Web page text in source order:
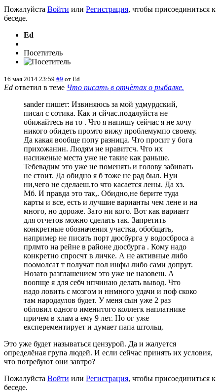
Пожалуйста Войти или Регистрация, чтобы присоединиться к
беседе.
Ed
Посетитель
16 мая 2014 23:59 #9 от Ed
Ed ответил в теме Что писать в отчётах о рыбалке.
sander пишет: Извиняюсь за мой удмурдский,
писал с сотика. Как и сйчас.подалуйста не
обижайтесь на то . Что я напишу сейчас я не хочу
никого обидеть промто вижу проблемумпо своему.
Да какая вообще попу разница. Что просит у бога
прихожанин. Людям не нравитсч. Что их
насиженые места уже не такие как раньше.
Тебевадим это уже не поменять и голову забивать
не стоит. Да обидно я б тоже не рад был. Нуи
ни,чего не сделаеш.то что касается лены. Да хз.
Мб. И правда это так,. Обидно,не берите туда
карты и все, есть и лучшие варианты чем лене и на
много, но дороже. Зато ни кого. Вот как вариант
для отчетов можно сделать так. Запретить
конкретные обозначения участка, обобщать,
например не писать порт дюсбурга у водосброса a
прлмто на рейне в районе дюсбурга . Кому надо
конкретно спросчт в личке. А не активные либо
поомолсат т получат пол инфы либо сами допрут.
Нозато разглашением это уже не назовеш. А
воопще я для себч нпчинаю делать вывод. Что
надо ловить с мозгом и ннмного удачи и поф скоко
там народаулов будет. У меня сын уже 2 раз
обловил одного именитого коллегк наплатнике
причем в хлам а ему 9 лет. Но ог уже
експерементирует и думает папа штольц.
Это уже будет называться цензурой. Да и жалуется
определёная група людей. И если сейчас принять их условия,
что потребуют они завтро?
Пожалуйста Войти или Регистрация, чтобы присоединиться к
беседе.